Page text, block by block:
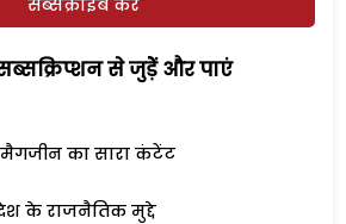
सब्सक्राइब करें
से जुड़ेें और पाएं
मैगजीन का सारा कंटेंट
के राजनैतिक मुद्दे